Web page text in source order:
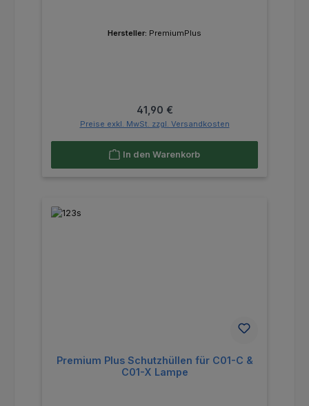
Hersteller: PremiumPlus
Regulärer Preis:
41,90 €
Preise exkl. MwSt. zzgl. Versandkosten
In den Warenkorb
Premium Plus Schutzhüllen für C01-C &
C01-X Lampe